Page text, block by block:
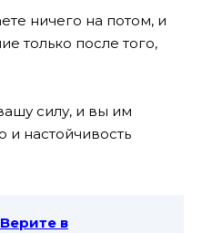
ничего на потом, и
только после того,
силу, и вы им
и настойчивость
в